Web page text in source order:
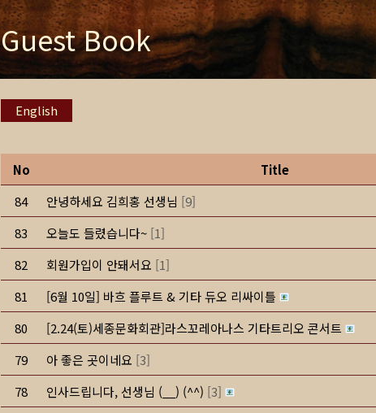
Guest Book
English
No Title
84
안녕하세요 김희홍 선생님 [9]
83
오늘도 들렸습니다~ [1]
82
회원가입이 안돼서요 [1]
81
[6월 10일] 바흐 플루트 & 기타 듀오 리싸이틀
80
[2.24(토)세종문화회관]라스꼬레아나스 기타트리오 콘서트
79
아 좋은 곳이네요 [3]
78
인사드립니다, 선생님 (__) (^^) [3]